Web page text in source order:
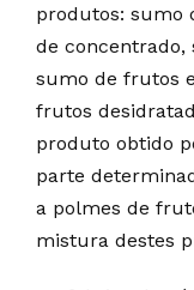
produtos: sumo
de
sumo de frutos
frutos
produto obtido
parte
a polmes de
mistura destes